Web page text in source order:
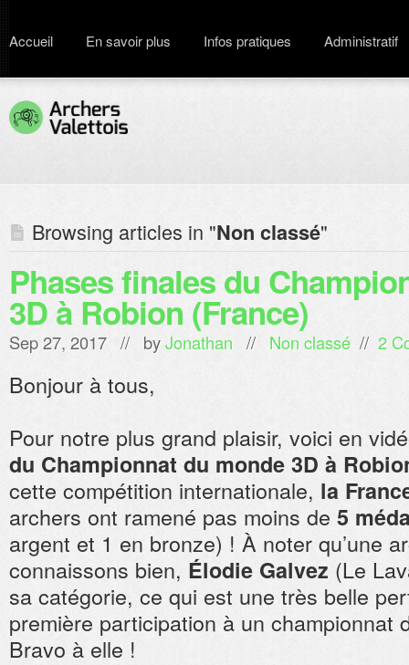
Accueil En savoir plus Infos pratiques Administratif
Browsing articles in "Non classé"
Phases finales du
3D à Robion (France)
Sep 27, 2017 // byJonathan // Non classé // 2
Bonjour à tous,
Pour notre plus grand plaisir, voici en
du Championnat du monde 3D à
cette compétition internationale, la
archers ont ramené pas moins de 5
argent et 1 en bronze) ! À noter qu’une
connaissons bien, Élodie Galvez (Le
sa catégorie, ce qui est une très belle
première participation à un championnat
Bravo à elle !